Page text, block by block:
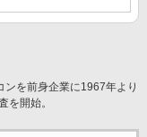
を前身企業に1967年より
を開始。